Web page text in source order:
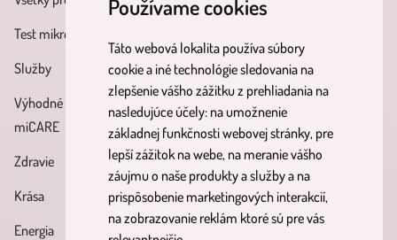
Používame cookies
Táto webová lokalita používa súbory
cookie a iné technológie sledovania na
zlepšenie vášho zážitku z prehliadania na
nasledujúce účely: na umožnenie
základnej funkčnosti webovej stránky, pre
lepší zážitok na webe, na meranie vášho
záujmu o naše produkty a služby a na
prispôsobenie marketingových interakcií,
na zobrazovanie reklám ktoré sú pre vás
Test mikrobiómu
Služby
Výhodné balíky
miCARE
Zdravie
Krása
Energia
Zásady spracúvania osobných
údajov
Reklamačný poriadok
Poučenie o právach
dotknutých osôb
Formulár na odstúpenie od
zmluvy
Účinné látky
Partnerský
program